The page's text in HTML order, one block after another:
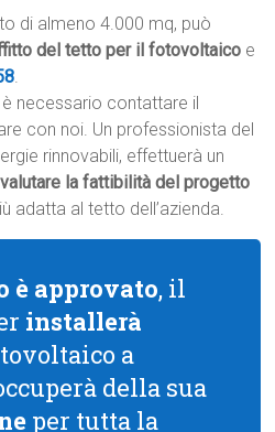
di almeno 4.000 mq, può
del tetto per il fotovoltaico e
.
è necessario contattare il
con noi. Un professionista del
rinnovabili, effettuerà un
valutare la fattibilità del progetto
adatta al tetto dell’azienda.
è approvato, il
installerà
a
della sua
per tutta la